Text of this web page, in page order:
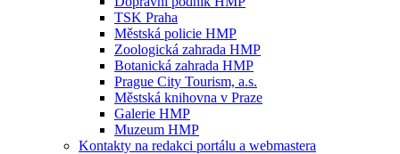
TSK Praha
Městská policie HMP
Zoologická zahrada HMP
Botanická zahrada HMP
Prague City Tourism, a.s.
Městská knihovna v Praze
Galerie HMP
Muzeum HMP
Kontakty na redakci portálu a webmastera